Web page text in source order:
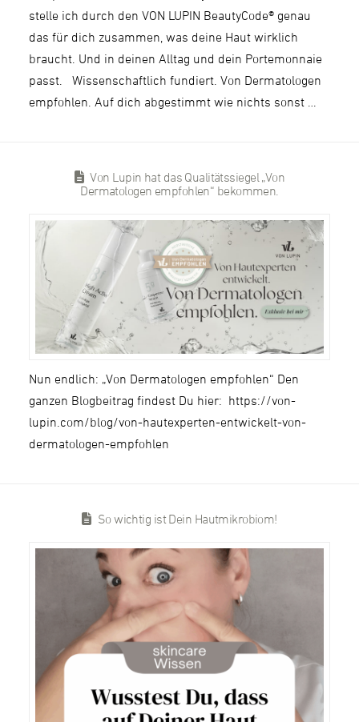
stelle ich durch den VON LUPIN BeautyCode® genau
das für dich zusammen, was deine Haut wirklich
braucht. Und in deinen Alltag und dein Portemonnaie
passt. Wissenschaftlich fundiert. Von Dermatologen
empfohlen. Auf dich abgestimmt wie nichts sonst …
Von Lupin hat das Qualitätssiegel „Von
Dermatologen empfohlen“ bekommen.
Nun endlich: „Von Dermatologen empfohlen“ Den
ganzen Blogbeitrag findest Du hier: https://von-
lupin.com/blog/von-hautexperten-entwickelt-von-
dermatologen-empfohlen
So wichtig ist Dein Hautmikrobiom!